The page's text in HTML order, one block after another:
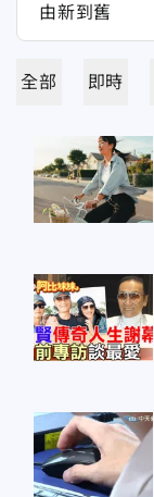
全部 即時